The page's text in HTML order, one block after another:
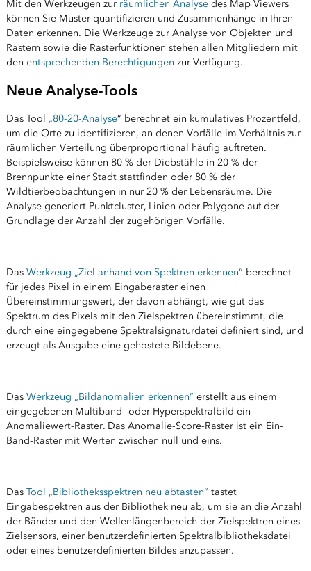
Mit den Werkzeugen zur räumlichen Analysedes Map Viewers
können Sie Muster quantifizieren und Zusammenhänge in Ihren
Daten erkennen. Die Werkzeuge zur Analyse von Objekten und
Rastern sowie die Rasterfunktionen stehen allen Mitgliedern mit
den entsprechenden Berechtigungen zur Verfügung.
Neue Analyse-Tools
Das Tool „80-20-Analyse“ berechnet ein kumulatives Prozentfeld,
um die Orte zu identifizieren, an denen Vorfälle im Verhältnis zur
räumlichen Verteilung überproportional häufig auftreten.
Beispielsweise können 80 % der Diebstähle in 20 % der
Brennpunkte einer Stadt stattfinden oder 80 % der
Wildtierbeobachtungen in nur 20 % der Lebensräume. Die
Analyse generiert Punktcluster, Linien oder Polygone auf der
Grundlage der Anzahl der zugehörigen Vorfälle.
Das Werkzeug „Ziel anhand von Spektren erkennen“ berechnet
für jedes Pixel in einem Eingaberaster einen
Übereinstimmungswert, der davon abhängt, wie gut das
Spektrum des Pixels mit den Zielspektren übereinstimmt, die
durch eine eingegebene Spektralsignaturdatei definiert sind, und
erzeugt als Ausgabe eine gehostete Bildebene.
Das Werkzeug „Bildanomalien erkennen“ erstellt aus einem
eingegebenen Multiband- oder Hyperspektralbild ein
Anomaliewert-Raster. Das Anomalie-Score-Raster ist ein Ein-
Band-Raster mit Werten zwischen null und eins.
Das Tool „Bibliotheksspektren neu abtasten“ tastet
Eingabespektren aus der Bibliothek neu ab, um sie an die Anzahl
der Bänder und den Wellenlängenbereich der Zielspektren eines
Zielsensors, einer benutzerdefinierten Spektralbibliotheksdatei
oder eines benutzerdefinierten Bildes anzupassen.